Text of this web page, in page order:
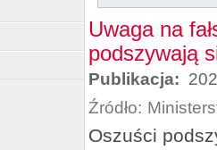
Uwaga na
podszywają
Publikacja:
Źródło:
Oszuści